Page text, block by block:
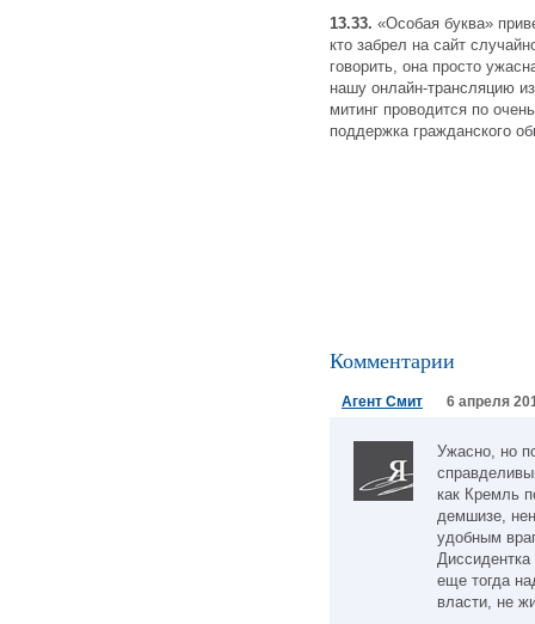
13.33. «Особая буква»
кто забрел на сайт
говорить, она просто
нашу онлайн-трансляцию
митинг проводится по
поддержка гражданского
Комментарии
Агент Смит 6 апреля
Ужасно, но
как Кремль
демшизе,
удобным
еще тогда
власти, не